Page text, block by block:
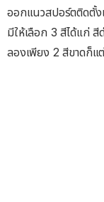
ออกแนวสปอร์ตติดตั้ง
มีให้เลือก 3 สีได้แก่ สี
ลองเพียง 2 สีขาดก็แ